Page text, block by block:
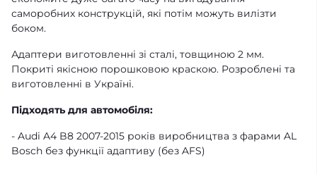
саморобних конструкцій, які потім можуть вилізти
боком.
Адаптери виготовленні зі сталі, товщиною 2 мм.
Покриті якісною порошковою краскою. Розроблені та
виготовленні в Україні.
Підходять для автомобіля:
- Audi A4 B8 2007-2015 років виробництва з фарами AL
Bosch без функції адаптиву (без AFS)